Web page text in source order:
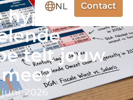
NL Contact
hypotheek
telt jouw
juni 2026